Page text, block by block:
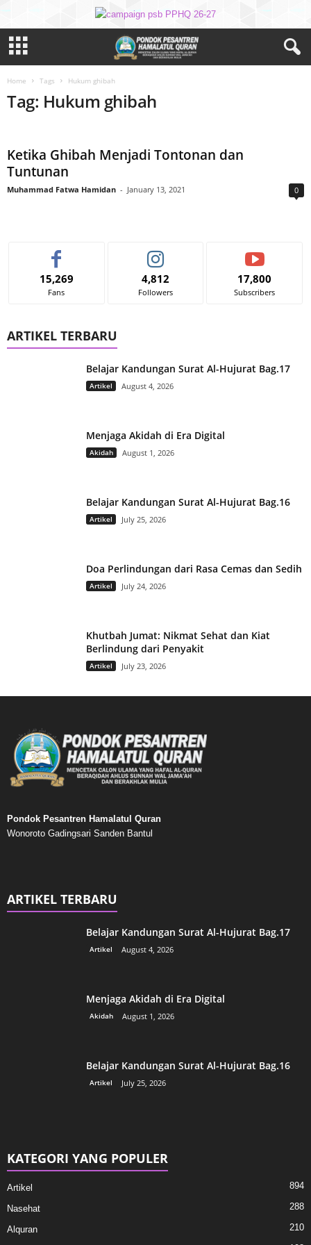
Home Tags Hukum ghibah
Tag: Hukum ghibah
Ketika Ghibah Menjadi Tontonan dan
Tuntunan
Muhammad Fatwa Hamidan - January 13, 2021 0
15,269
Fans
4,812
Followers
17,800
Subscribers
ARTIKEL TERBARU
Belajar Kandungan Surat Al-Hujurat Bag.17
Artikel August 4, 2026
Menjaga Akidah di Era Digital
Akidah August 1, 2026
Belajar Kandungan Surat Al-Hujurat Bag.16
Artikel July 25, 2026
Doa Perlindungan dari Rasa Cemas dan Sedih
Artikel July 24, 2026
Khutbah Jumat: Nikmat Sehat dan Kiat
Berlindung dari Penyakit
Artikel July 23, 2026
Pondok Pesantren Hamalatul Quran
Wonoroto Gadingsari Sanden Bantul
ARTIKEL TERBARU
Belajar Kandungan Surat Al-Hujurat Bag.17
Artikel August 4, 2026
Menjaga Akidah di Era Digital
Akidah August 1, 2026
Belajar Kandungan Surat Al-Hujurat Bag.16
Artikel July 25, 2026
KATEGORI YANG POPULER
Artikel 894
Nasehat 288
Alquran
210